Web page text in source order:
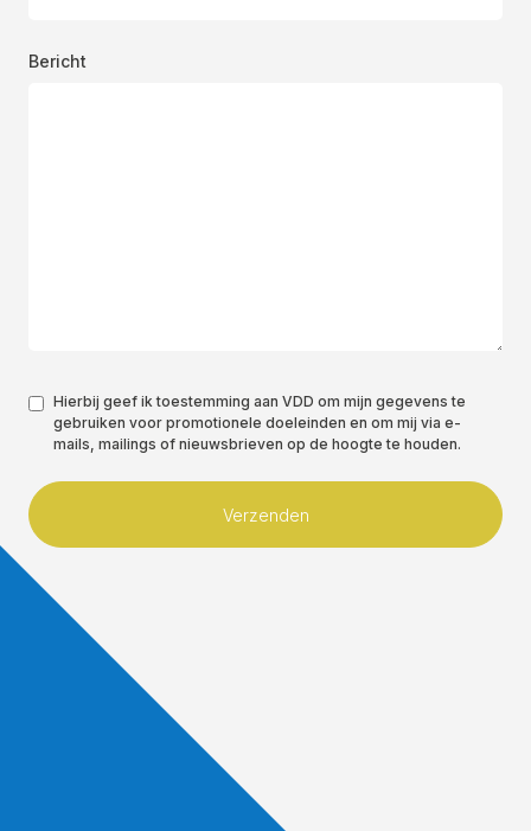
Bericht
Toestemming
*
Hierbij geef ik toestemming aan VDD om mijn gegevens te
gebruiken voor promotionele doeleinden en om mij via e-
mails, mailings of nieuwsbrieven op de hoogte te houden.